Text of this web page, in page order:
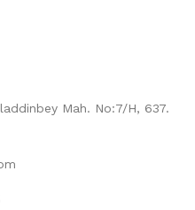
Mah. No:7/H, 637.